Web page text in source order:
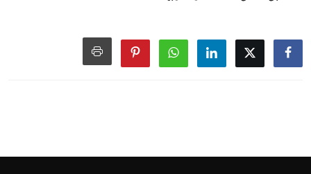
إنفانتينو يخطو نحو ولاية رابعة في